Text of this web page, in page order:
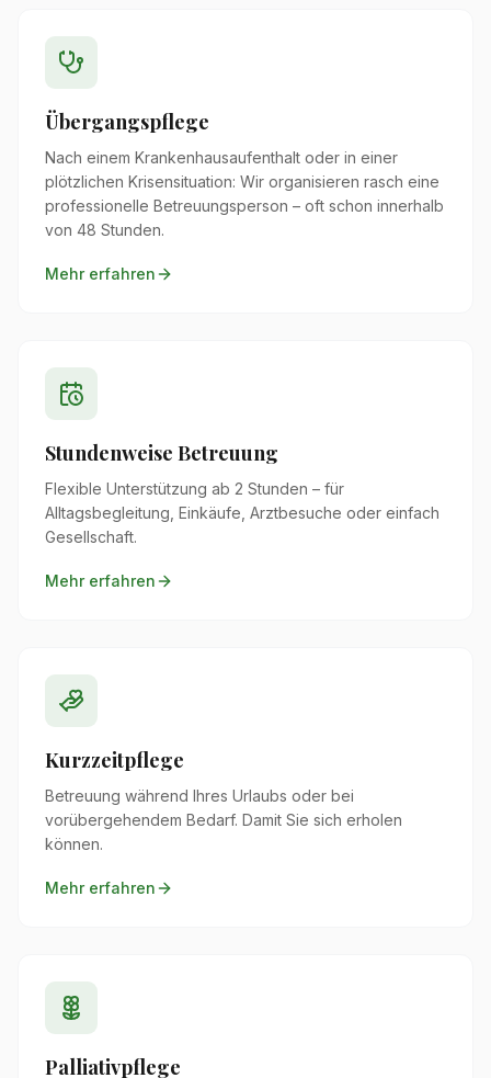
Übergangspflege
Nach einem Krankenhausaufenthalt oder in einer
plötzlichen Krisensituation: Wir organisieren rasch eine
professionelle Betreuungsperson – oft schon innerhalb
von 48 Stunden.
Mehr erfahren
Stundenweise Betreuung
Flexible Unterstützung ab 2 Stunden – für
Alltagsbegleitung, Einkäufe, Arztbesuche oder einfach
Gesellschaft.
Mehr erfahren
Kurzzeitpflege
Betreuung während Ihres Urlaubs oder bei
vorübergehendem Bedarf. Damit Sie sich erholen
können.
Mehr erfahren
Palliativpflege